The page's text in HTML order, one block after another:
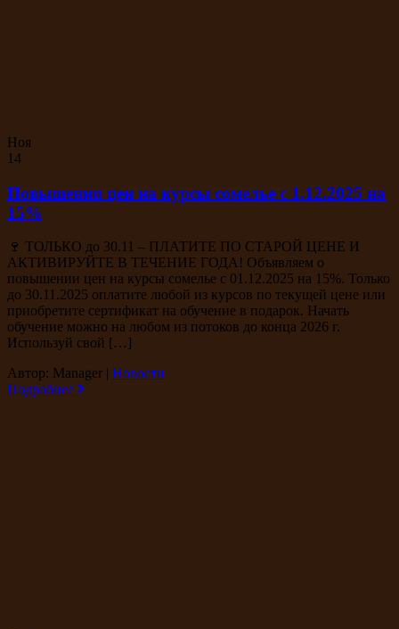
Ноя
14
Повышении цен на курсы сомелье с 1.12.2025 на
15%
🍷 ТОЛЬКО до 30.11 – ПЛАТИТЕ ПО СТАРОЙ ЦЕНЕ И
АКТИВИРУЙТЕ В ТЕЧЕНИЕ ГОДА! Объявляем о
повышении цен на курсы сомелье с 01.12.2025 на 15%. Только
до 30.11.2025 оплатите любой из курсов по текущей цене или
приобретите сертификат на обучение в подарок. Начать
обучение можно на любом из потоков до конца 2026 г.
Используй свой […]
Автор: Manager | Новости
Подробнее